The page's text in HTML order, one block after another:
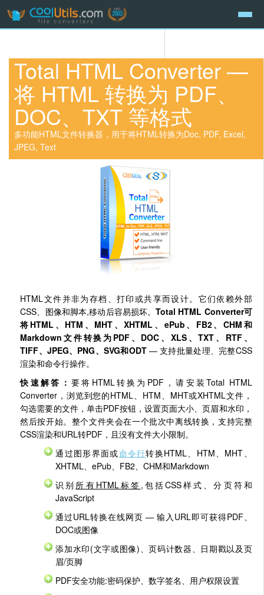
Total HTML Converter —
将 HTML 转换为 PDF、
DOC、TXT 等格式
多功能HTML文件转换器，用于将HTML转换为Doc, PDF, Excel,
JPEG, Text
HTML文件并非为存档、打印或共享而设计。它们依赖外部
CSS、图像和脚本,移动后容易损坏。Total HTML Converter可
将HTML、HTM、MHT、XHTML、ePub、FB2、CHM和
Markdown文件转换为PDF、DOC、XLS、TXT、RTF、
TIFF、JPEG、PNG、SVG和ODT— 支持批量处理、完整CSS
渲染和命令行操作。
快速解答： 要将HTML转换为PDF，请安装Total HTML
Converter，浏览到您的HTML、HTM、MHT或XHTML文件，
勾选需要的文件，单击PDF按钮，设置页面大小、页眉和水印，
然后按开始。整个文件夹会在一个批次中离线转换，支持完整
CSS渲染和URL转PDF，且没有文件大小限制。
通过图形界面或命令行转换HTML、HTM、MHT、
XHTML、ePub、FB2、CHM和Markdown
识别 所有HTML标签 ,包括CSS样式、分页符和
JavaScript
通过URL转换在线网页 — 输入URL即可获得PDF、
DOC或图像
添加水印(文字或图像)、页码计数器、日期戳以及页
眉/页脚
PDF安全功能:密码保护、数字签名、用户权限设置